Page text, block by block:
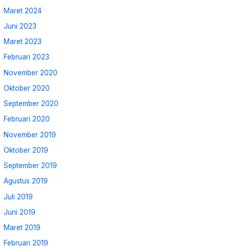
Maret 2024
Juni 2023
Maret 2023
Februari 2023
November 2020
Oktober 2020
September 2020
Februari 2020
November 2019
Oktober 2019
September 2019
Agustus 2019
Juli 2019
Juni 2019
Maret 2019
Februari 2019